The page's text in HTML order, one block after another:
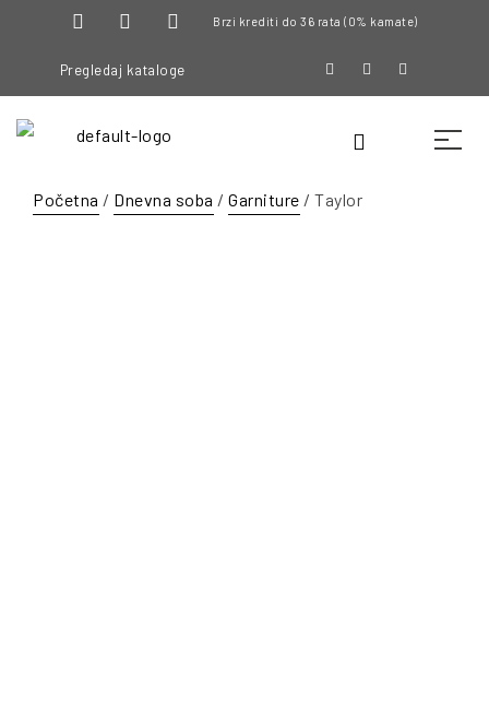
Brzi krediti do 36 rata (0% kamate)
Pregledaj kataloge
Početna / Dnevna soba / Garniture / Taylor